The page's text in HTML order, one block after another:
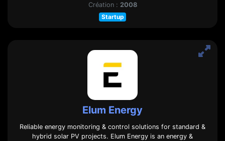
Création : 2008
Startup
Elum Energy
Reliable energy monitoring & control solutions for standard &
hybrid solar PV projects. Elum Energy is an energy &